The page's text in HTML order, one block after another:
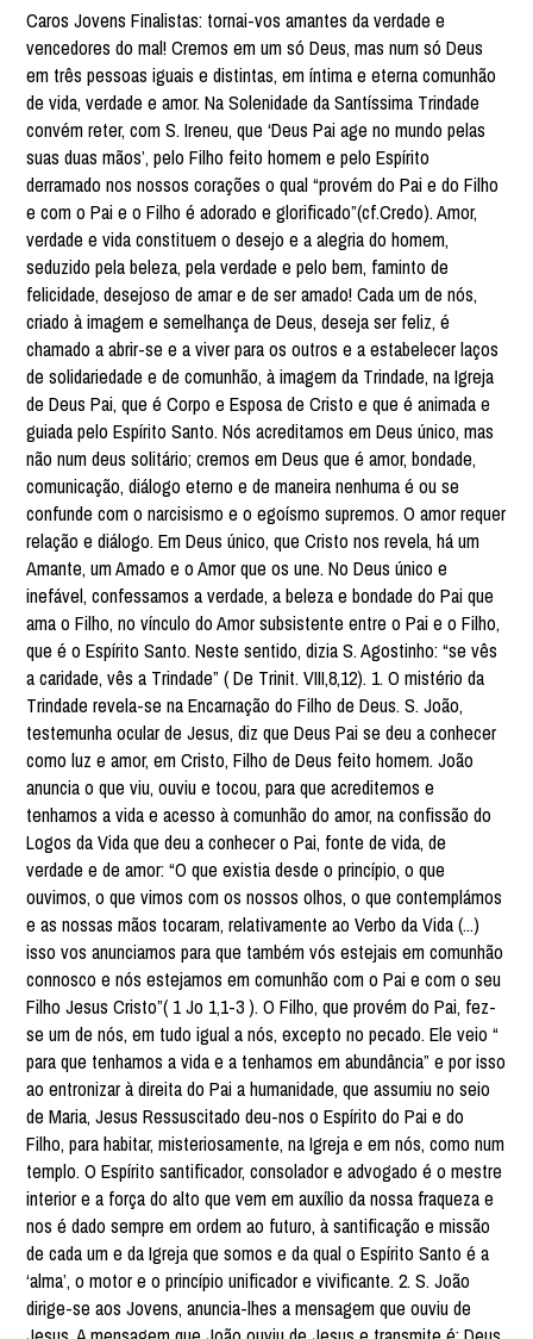
Caros Jovens Finalistas: tornai-vos amantes da verdade e
vencedores do mal! Cremos em um só Deus, mas num só Deus
em três pessoas iguais e distintas, em íntima e eterna comunhão
de vida, verdade e amor. Na Solenidade da Santíssima Trindade
convém reter, com S. Ireneu, que ‘Deus Pai age no mundo pelas
suas duas mãos’, pelo Filho feito homem e pelo Espírito
derramado nos nossos corações o qual “provém do Pai e do Filho
e com o Pai e o Filho é adorado e glorificado”(cf.Credo). Amor,
verdade e vida constituem o desejo e a alegria do homem,
seduzido pela beleza, pela verdade e pelo bem, faminto de
felicidade, desejoso de amar e de ser amado! Cada um de nós,
criado à imagem e semelhança de Deus, deseja ser feliz, é
chamado a abrir-se e a viver para os outros e a estabelecer laços
de solidariedade e de comunhão, à imagem da Trindade, na Igreja
de Deus Pai, que é Corpo e Esposa de Cristo e que é animada e
guiada pelo Espírito Santo. Nós acreditamos em Deus único, mas
não num deus solitário; cremos em Deus que é amor, bondade,
comunicação, diálogo eterno e de maneira nenhuma é ou se
confunde com o narcisismo e o egoísmo supremos. O amor requer
relação e diálogo. Em Deus único, que Cristo nos revela, há um
Amante, um Amado e o Amor que os une. No Deus único e
inefável, confessamos a verdade, a beleza e bondade do Pai que
ama o Filho, no vínculo do Amor subsistente entre o Pai e o Filho,
que é o Espírito Santo. Neste sentido, dizia S. Agostinho: “se vês
a caridade, vês a Trindade” ( De Trinit. VIII,8,12). 1. O mistério da
Trindade revela-se na Encarnação do Filho de Deus. S. João,
testemunha ocular de Jesus, diz que Deus Pai se deu a conhecer
como luz e amor, em Cristo, Filho de Deus feito homem. João
anuncia o que viu, ouviu e tocou, para que acreditemos e
tenhamos a vida e acesso à comunhão do amor, na confissão do
Logos da Vida que deu a conhecer o Pai, fonte de vida, de
verdade e de amor: “O que existia desde o princípio, o que
ouvimos, o que vimos com os nossos olhos, o que contemplámos
e as nossas mãos tocaram, relativamente ao Verbo da Vida (...)
isso vos anunciamos para que também vós estejais em comunhão
connosco e nós estejamos em comunhão com o Pai e com o seu
Filho Jesus Cristo”( 1 Jo 1,1-3 ). O Filho, que provém do Pai, fez-
se um de nós, em tudo igual a nós, excepto no pecado. Ele veio “
para que tenhamos a vida e a tenhamos em abundância” e por isso
ao entronizar à direita do Pai a humanidade, que assumiu no seio
de Maria, Jesus Ressuscitado deu-nos o Espírito do Pai e do
Filho, para habitar, misteriosamente, na Igreja e em nós, como num
templo. O Espírito santificador, consolador e advogado é o mestre
interior e a força do alto que vem em auxílio da nossa fraqueza e
nos é dado sempre em ordem ao futuro, à santificação e missão
de cada um e da Igreja que somos e da qual o Espírito Santo é a
‘alma’, o motor e o princípio unificador e vivificante. 2. S. João
dirige-se aos Jovens, anuncia-lhes a mensagem que ouviu de